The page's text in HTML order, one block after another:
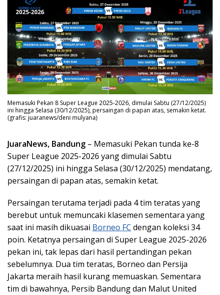
Memasuki Pekan 8 Super League 2025-2026, dimulai Sabtu (27/12/2025)
ini hingga Selasa (30/12/2025), persaingan di papan atas, semakin ketat.
(grafis: juaranews/deni mulyana)
JuaraNews, Bandung – Memasuki Pekan tunda ke-8
Super League 2025-2026 yang dimulai Sabtu
(27/12/2025) ini hingga Selasa (30/12/2025) mendatang,
persaingan di papan atas, semakin ketat.
Persaingan terutama terjadi pada 4 tim teratas yang
berebut untuk memuncaki klasemen sementara yang
saat ini masih dikuasai Borneo FC dengan koleksi 34
poin. Ketatnya persaingan di Super League 2025-2026
pekan ini, tak lepas dari hasil pertandingan pekan
sebelumnya. Dua tim teratas, Borneo dan Persija
Jakarta meraih hasil kurang memuaskan. Sementara
tim di bawahnya, Persib Bandung dan Malut United